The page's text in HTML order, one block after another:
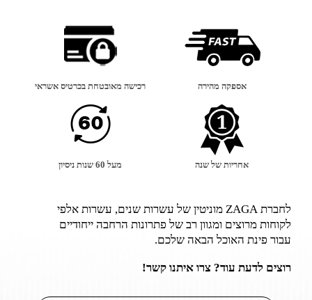
אספקה מהירה רכישה מאובטחת בכרטיס אשראי
אחריות של שנה מעל 60 שנות ניסיון
לחברת ZAGA מוניטין של עשרות שנים, עשרות אלפי
לקוחות מרוצים ומגוון רב של פתרונות הרחבה ייחודיים
עבור פינת האוכל הבאה שלכם.
רוצים לדעת עוד? צרו איתנו קשר!